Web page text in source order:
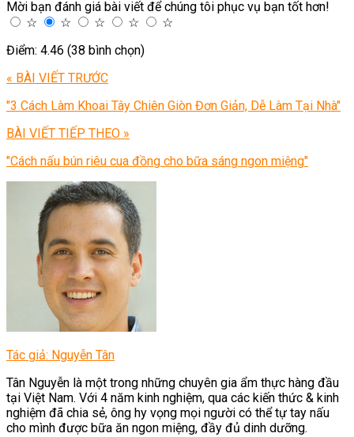
Mời bạn đánh giá bài viết để chúng tôi phục vụ bạn tốt hơn!
☆
☆ ☆ ☆
☆
Điểm: 4.46 (38 bình chọn)
« BÀI VIẾT TRƯỚC
"3 Cách Làm Khoai Tây Chiên Giòn Đơn Giản, Dễ Làm Tại Nhà"
BÀI VIẾT TIẾP THEO »
"Cách nấu bún riêu cua đồng cho bữa sáng ngon miệng"
Tác giả: Nguyễn Tân
Tân Nguyễn là một trong những chuyên gia ẩm thực hàng đầu
tại Việt Nam. Với 4 năm kinh nghiệm, qua các kiến thức & kinh
nghiệm đã chia sẻ, ông hy vọng mọi người có thể tự tay nấu
cho mình được bữa ăn ngon miệng, đầy đủ dinh dưỡng.